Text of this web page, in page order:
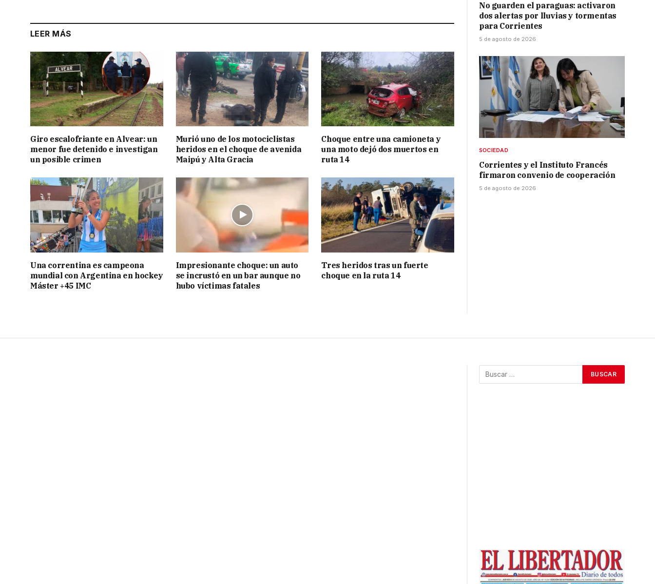
LEER MÁS
Giro escalofriante en Alvear: un
menor fue detenido e investigan
un posible crimen
Murió uno de los motociclistas
heridos en el choque de avenida
Maipú y Alta Gracia
Choque entre una camioneta y
una moto dejó dos muertos en
ruta 14
Una correntina es campeona
mundial con Argentina en hockey
Máster +45 IMC
Impresionante choque: un auto
se incrustó en un bar aunque no
hubo víctimas fatales
Tres heridos tras un fuerte
choque en la ruta 14
No guarden el paraguas: activaron
dos alertas por lluvias y tormentas
para Corrientes
5 de agosto de 2026
SOCIEDAD
Corrientes y el Instituto Francés
firmaron convenio de cooperación
5 de agosto de 2026